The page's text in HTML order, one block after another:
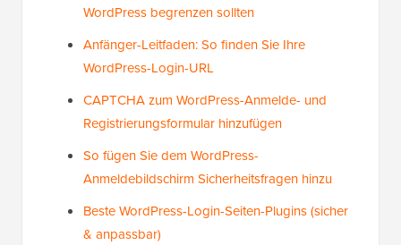
WordPress begrenzen sollten
Anfänger-Leitfaden: So finden Sie Ihre
WordPress-Login-URL
CAPTCHA zum WordPress-Anmelde- und
Registrierungsformular hinzufügen
So fügen Sie dem WordPress-
Anmeldebildschirm Sicherheitsfragen hinzu
Beste WordPress-Login-Seiten-Plugins (sicher
& anpassbar)